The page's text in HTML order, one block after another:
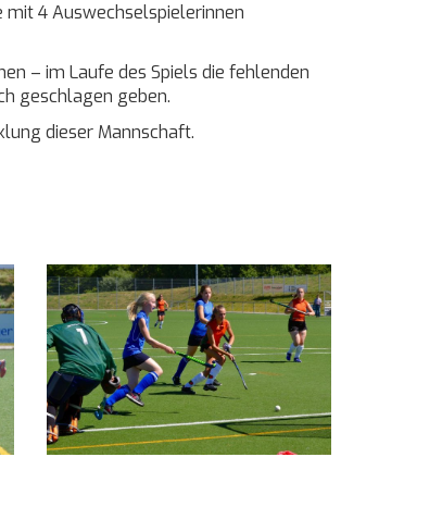
4 Auswechselspielerinnen
– im Laufe des Spiels die fehlenden
geschlagen geben.
dieser Mannschaft.